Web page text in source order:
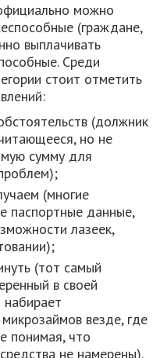
можно
(граждане,
выплачивать
Среди
стоит отметить
(должник
но не
сумму для
(многие
паспортные данные,
лазеек,
(тот самый
в своей
набирает
везде, где
понимая, что
не намерены).